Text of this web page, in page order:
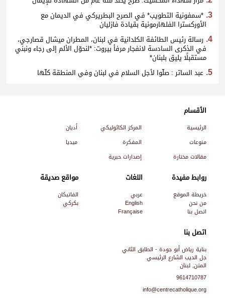
*سمفونية التطويب* في الصرح البطريركي في الديمان مع
الأوركسترا الفلهارمونية بقيادة فازليان
رسالة رئيس الطائفة الكلدانية في لبنان، المطران ميشال قصارجي،
في الذكرى السادسة لانفجار مرفأ بيروت: *لنحوّل الألم إلى رجاء ونبني
مستقبلًا يليق بلبنان*
عبد الساتر : صلّوا لأجل السلام في لبنان وفي المنطقة كلّها
اتصل بنا
بناية رياض أبو جودة - الطابق الثاني
جل الديب الشارع الرئيسي
المتن, لبنان
9614710787
info@centrecatholique.org
الأقسام
الرئيسية المركز الكاثوليكي
أديان
منوعات
المفكرة
ميديا
مقالات مختارة
إصدارات حبرية
روابط مفيدة
خريطة الموقع
من نحن
اتصل بنا
اللغات
عربي
English
Française
مواقع صديقة
الفاتيكان
بكركي